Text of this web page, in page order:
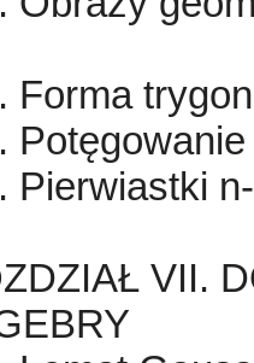
Forma
Pierwiastki
VII.